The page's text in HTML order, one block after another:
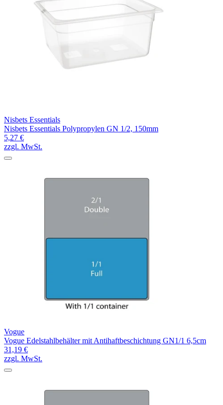
Nisbets Essentials
Nisbets Essentials Polypropylen GN 1/2, 150mm
5,27 €
zzgl. MwSt.
Vogue
Vogue Edelstahlbehälter mit Antihaftbeschichtung GN1/1 6,5cm
31,19 €
zzgl. MwSt.